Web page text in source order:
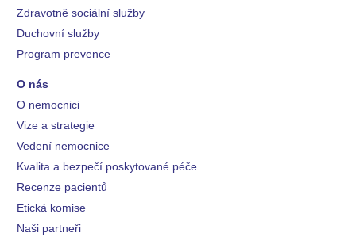
Zdravotně sociální služby
Duchovní služby
Program prevence
O nás
O nemocnici
Vize a strategie
Vedení nemocnice
Kvalita a bezpečí poskytované péče
Recenze pacientů
Etická komise
Naši partneři